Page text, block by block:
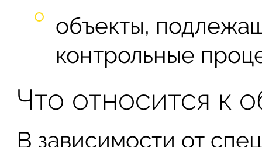
объекты,
контрольные
Что относится к
В зависимости от